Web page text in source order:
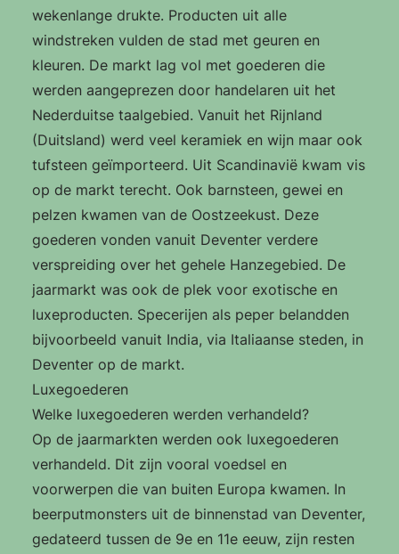
wekenlange drukte. Producten uit alle
windstreken vulden de stad met geuren en
kleuren. De markt lag vol met goederen die
werden aangeprezen door handelaren uit het
Nederduitse taalgebied. Vanuit het Rijnland
(Duitsland) werd veel keramiek en wijn maar ook
tufsteen geïmporteerd. Uit Scandinavië kwam vis
op de markt terecht. Ook barnsteen, gewei en
pelzen kwamen van de Oostzeekust. Deze
goederen vonden vanuit Deventer verdere
verspreiding over het gehele Hanzegebied. De
jaarmarkt was ook de plek voor exotische en
luxeproducten. Specerijen als peper belandden
bijvoorbeeld vanuit India, via Italiaanse steden, in
Deventer op de markt.
Luxegoederen
Welke luxegoederen werden verhandeld?
Op de jaarmarkten werden ook luxegoederen
verhandeld. Dit zijn vooral voedsel en
voorwerpen die van buiten Europa kwamen. In
beerputmonsters uit de binnenstad van Deventer,
gedateerd tussen de 9e en 11e eeuw, zijn resten